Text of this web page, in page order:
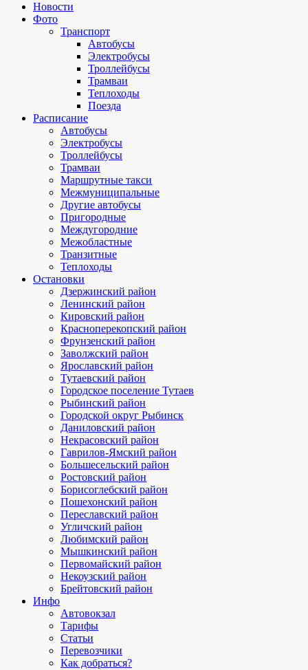
Новости
Фото
Транспорт
Автобусы
Электробусы
Троллейбусы
Трамваи
Теплоходы
Поезда
Расписание
Автобусы
Электробусы
Троллейбусы
Трамваи
Маршрутные такси
Межмуниципальные
Другие автобусы
Пригородные
Междугородние
Межобластные
Транзитные
Теплоходы
Остановки
Дзержинский район
Ленинский район
Кировский район
Красноперекопский район
Фрунзенский район
Заволжский район
Ярославский район
Тутаевский район
Городское поселение Тутаев
Рыбинский район
Городской округ Рыбинск
Даниловский район
Некрасовский район
Гаврилов-Ямский район
Большесельский район
Ростовский район
Борисоглебский район
Пошехонский район
Переславский район
Угличский район
Любимский район
Мышкинский район
Первомайский район
Некоузский район
Брейтовский район
Инфо
Автовокзал
Тарифы
Статьи
Перевозчики
Как добраться?